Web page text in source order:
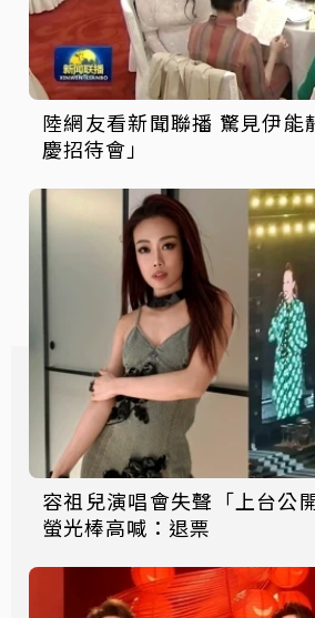
陸網友看新聞聯播 驚見伊能
慶招待會」
容祖兒演唱會失聲「上台公
螢光棒高喊：退票